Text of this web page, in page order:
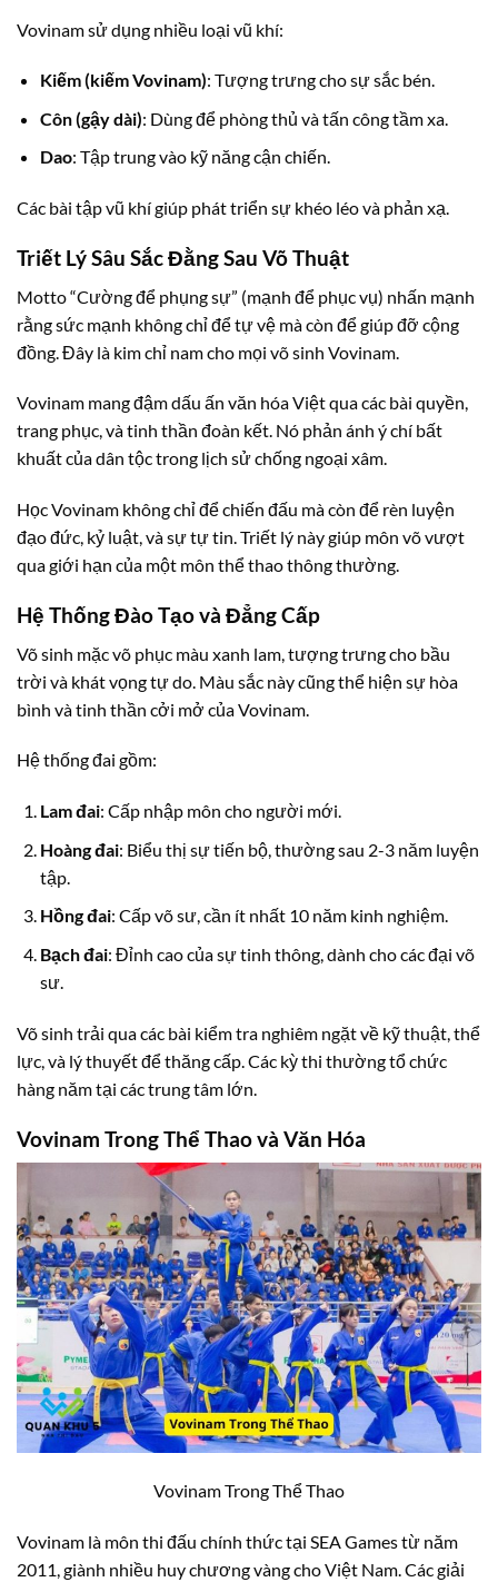
Vovinam sử dụng nhiều loại vũ khí:
Kiếm (kiếm Vovinam): Tượng trưng cho sự sắc bén.
Côn (gậy dài): Dùng để phòng thủ và tấn công tầm xa.
Dao: Tập trung vào kỹ năng cận chiến.
Các bài tập vũ khí giúp phát triển sự khéo léo và phản xạ.
Triết Lý Sâu Sắc Đằng Sau Võ Thuật
Motto “Cường để phụng sự” (mạnh để phục vụ) nhấn mạnh
rằng sức mạnh không chỉ để tự vệ mà còn để giúp đỡ cộng
đồng. Đây là kim chỉ nam cho mọi võ sinh Vovinam.
Vovinam mang đậm dấu ấn văn hóa Việt qua các bài quyền,
trang phục, và tinh thần đoàn kết. Nó phản ánh ý chí bất
khuất của dân tộc trong lịch sử chống ngoại xâm.
Học Vovinam không chỉ để chiến đấu mà còn để rèn luyện
đạo đức, kỷ luật, và sự tự tin. Triết lý này giúp môn võ vượt
qua giới hạn của một môn thể thao thông thường.
Hệ Thống Đào Tạo và Đẳng Cấp
Võ sinh mặc võ phục màu xanh lam, tượng trưng cho bầu
trời và khát vọng tự do. Màu sắc này cũng thể hiện sự hòa
bình và tinh thần cởi mở của Vovinam.
Hệ thống đai gồm:
Lam đai: Cấp nhập môn cho người mới.
Hoàng đai: Biểu thị sự tiến bộ, thường sau 2-3 năm luyện
tập.
Hồng đai: Cấp võ sư, cần ít nhất 10 năm kinh nghiệm.
Bạch đai: Đỉnh cao của sự tinh thông, dành cho các đại võ
sư.
Võ sinh trải qua các bài kiểm tra nghiêm ngặt về kỹ thuật, thể
lực, và lý thuyết để thăng cấp. Các kỳ thi thường tổ chức
hàng năm tại các trung tâm lớn.
Vovinam Trong Thể Thao và Văn Hóa
Vovinam Trong Thể Thao
Vovinam là môn thi đấu chính thức tại SEA Games từ năm
2011, giành nhiều huy chương vàng cho Việt Nam. Các giải